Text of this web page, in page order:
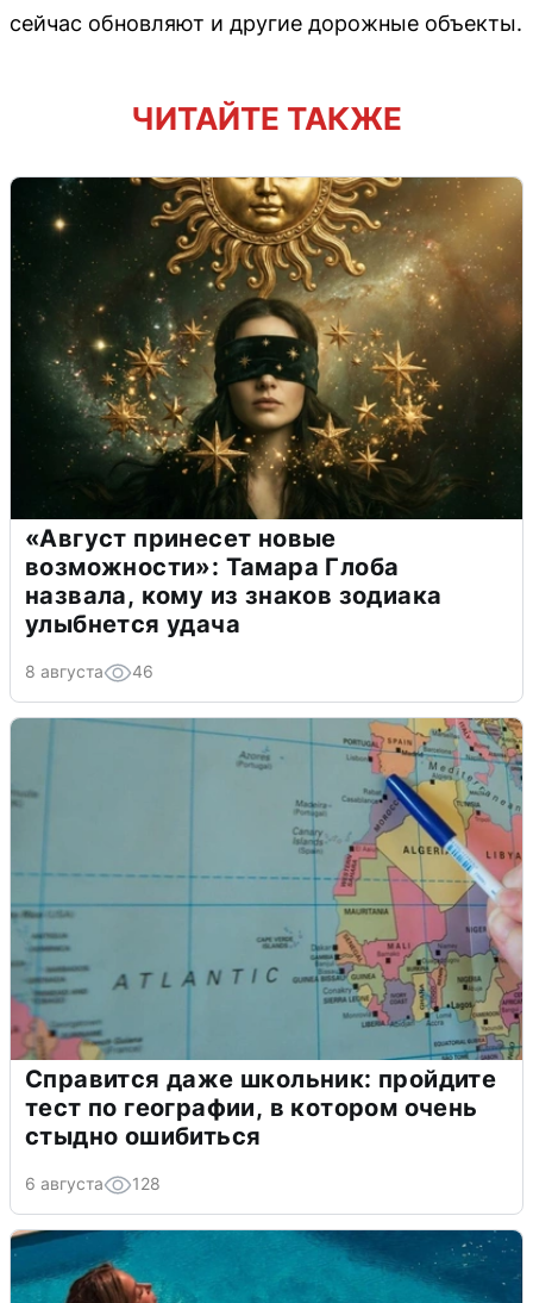
сейчас обновляют и другие дорожные объекты.
ЧИТАЙТЕ ТАКЖЕ
«Август принесет новые
возможности»: Тамара Глоба
назвала, кому из знаков зодиака
улыбнется удача
8 августа 46
Справится даже школьник: пройдите
тест по географии, в котором очень
стыдно ошибиться
6 августа 128